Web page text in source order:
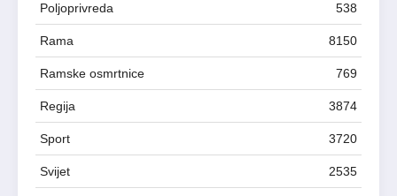
Poljoprivreda 538
Rama 8150
Ramske osmrtnice 769
Regija 3874
Sport 3720
Svijet 2535